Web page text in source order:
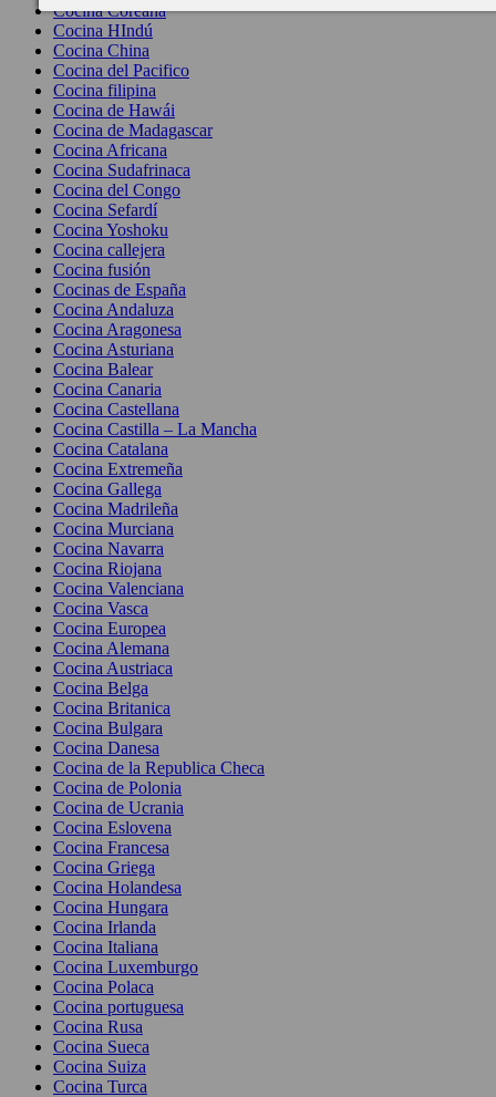
Cocina Coreana
Cocina HIndú
Cocina China
Cocina del Pacifico
Cocina filipina
Cocina de Hawái
Cocina de Madagascar
Cocina Africana
Cocina Sudafrinaca
Cocina del Congo
Cocina Sefardí
Cocina Yoshoku
Cocina callejera
Cocina fusión
Cocinas de España
Cocina Andaluza
Cocina Aragonesa
Cocina Asturiana
Cocina Balear
Cocina Canaria
Cocina Castellana
Cocina Castilla – La Mancha
Cocina Catalana
Cocina Extremeña
Cocina Gallega
Cocina Madrileña
Cocina Murciana
Cocina Navarra
Cocina Riojana
Cocina Valenciana
Cocina Vasca
Cocina Europea
Cocina Alemana
Cocina Austriaca
Cocina Belga
Cocina Britanica
Cocina Bulgara
Cocina Danesa
Cocina de la Republica Checa
Cocina de Polonia
Cocina de Ucrania
Cocina Eslovena
Cocina Francesa
Cocina Griega
Cocina Holandesa
Cocina Hungara
Cocina Irlanda
Cocina Italiana
Cocina Luxemburgo
Cocina Polaca
Cocina portuguesa
Cocina Rusa
Cocina Sueca
Cocina Suiza
Cocina Turca